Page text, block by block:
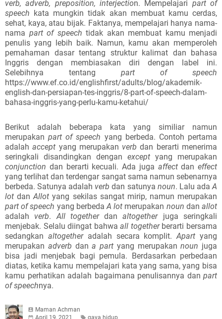
verb, adverb, preposition, interjection. Mempelajari part of
speech kata mungkin tidak akan membuat kamu cerdas,
sehat, kaya, atau bijak. Faktanya, mempelajari hanya nama-
nama part of speech tidak akan membuat kamu menjadi
penulis yang lebih baik. Namun, kamu akan memperoleh
pemahaman dasar tentang struktur kalimat dan bahasa
Inggris dengan membiasakan diri dengan label ini.
Selebihnya tentang part of speech
https://www.ef.co.id/englishfirst/adults/blog/akademik-
english-dan-persiapan-tes-inggris/8-part-of-speech-dalam-
bahasa-inggris-yang-perlu-kamu-ketahui/
Berikut adalah beberapa kata yang similiar namun
merupakanpart of speech yang berbeda. Contoh pertama
adalahaccept yang merupakan verb dan berarti menerima
seringkali disandingkan dengan except yang merupakan
conjunction dan berarti kecuali. Ada juga affectdan effect
yang terlihat dan terdengar sangat sama namun sebenarnya
berbeda. Satunya adalah verb dan satunya noun. Lalu adaA
lot danAllot yang sekilas sangat mirip, namun merupakan
part of speech yang berbedaA lot merupakan noun danallot
adalah verb.All togetherdanaltogetherjuga seringkali
menjebak. Selalu diingat bahwaall togetherberarti bersama
sedangkan altogetheradalah secara komplit.Apart yang
merupakan adverb dana part yang merupakannoun juga
bisa jadi menjebak bagi pemula. Berdasarkan perbedaan
diatas, ketika kamu mempelajari kata yang sama, yang bisa
kamu perhatikan adalah bagaimana penulisannya dan part
of speechnya.
Maman Achman
April 19, 2021
gaya hidup